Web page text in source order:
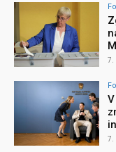
7.
7.